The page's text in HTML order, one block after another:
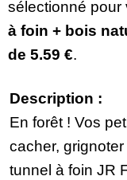
sélectionné pour
à foin + bois
de 5.59 €.
Description :
En forêt ! Vos
cacher,
tunnel à foin JR